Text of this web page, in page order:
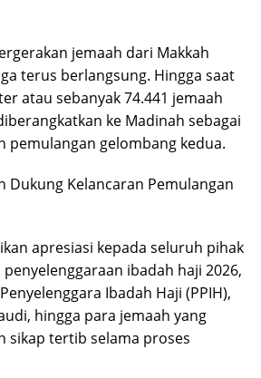
jemaah dari Makkah
terus berlangsung. Hingga saat
atau sebanyak 74.441 jemaah
ke Madinah sebagai
pemulangan gelombang kedua.
Dukung Kelancaran Pemulangan
apresiasi kepada seluruh pihak
ibadah haji 2026,
Ibadah Haji (PPIH),
hingga para jemaah yang
sikap tertib selama proses